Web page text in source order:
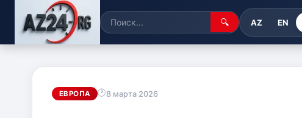
🔍 AZ EN
ЕВРОПА 8 марта 2026